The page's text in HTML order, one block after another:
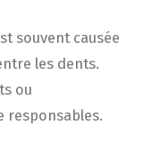
souvent causée
les dents.
ou
responsables.